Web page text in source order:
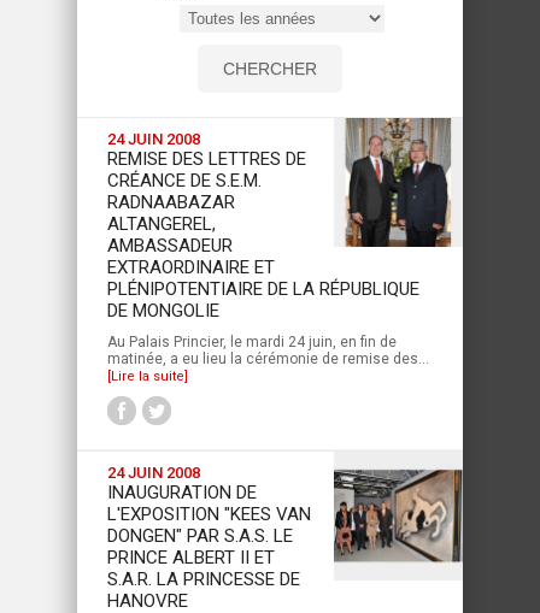
24 JUIN 2008
REMISE DES LETTRES DE
CRÉANCE DE S.E.M.
RADNAABAZAR
ALTANGEREL,
AMBASSADEUR
EXTRAORDINAIRE ET
PLÉNIPOTENTIAIRE DE LA RÉPUBLIQUE
DE MONGOLIE
Au Palais Princier, le mardi 24 juin, en fin de
matinée, a eu lieu la cérémonie de remise des...
[Lire la suite]
24 JUIN 2008
INAUGURATION DE
L'EXPOSITION "KEES VAN
DONGEN" PAR S.A.S. LE
PRINCE ALBERT II ET
S.A.R. LA PRINCESSE DE
HANOVRE